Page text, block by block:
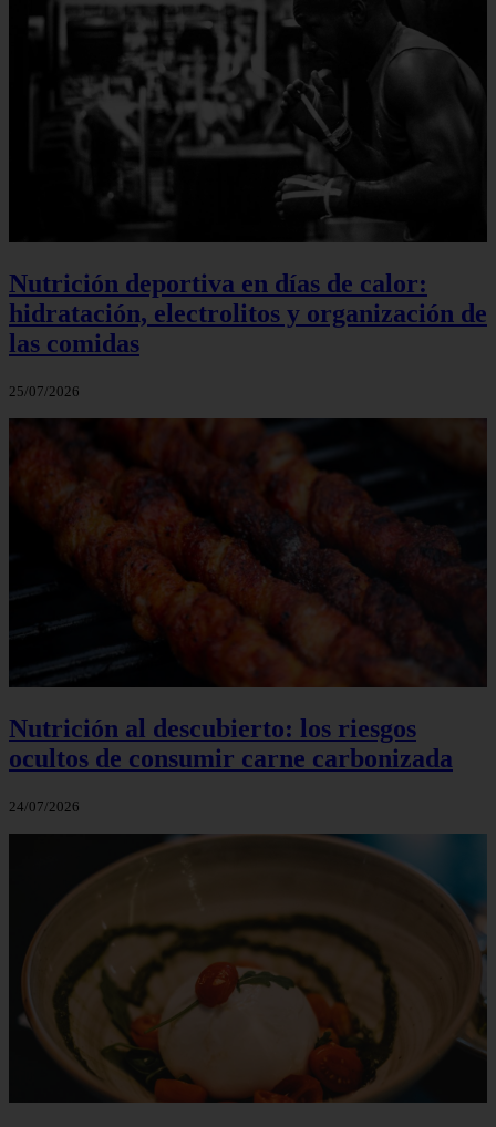
Nutrición deportiva en días de calor:
hidratación, electrolitos y organización de
las comidas
25/07/2026
Nutrición al descubierto: los riesgos
ocultos de consumir carne carbonizada
24/07/2026